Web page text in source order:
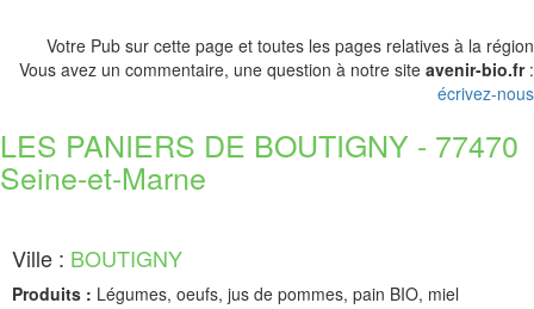
Votre Pub sur cette page et toutes les pages relatives à la région
Vous avez un commentaire, une question à notre site avenir-bio.fr:
écrivez-nous
LES PANIERS DE BOUTIGNY - 77470
Seine-et-Marne
Ville : BOUTIGNY
Produits : Légumes, oeufs, jus de pommes, pain BIO, miel